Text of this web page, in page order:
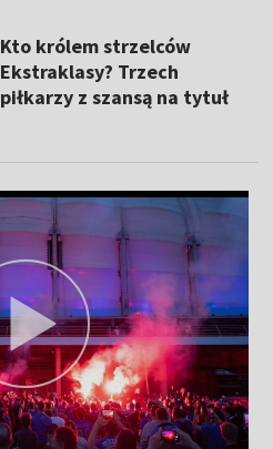
Kto królem strzelców
Ekstraklasy? Trzech
piłkarzy z szansą na tytuł